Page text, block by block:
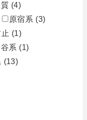
質 (4)
原宿系 (3)
(1)
系 (1)
(13)